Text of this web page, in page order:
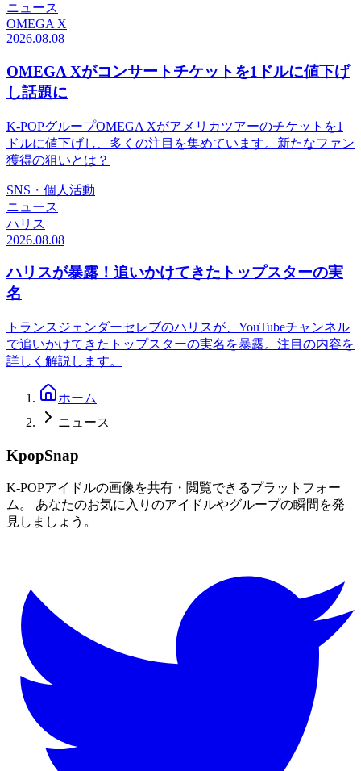
ニュース
OMEGA X
2026.08.08
OMEGA Xがコンサートチケットを1ドルに値下げ
し話題に
K-POPグループOMEGA Xがアメリカツアーのチケットを1
ドルに値下げし、多くの注目を集めています。新たなファン
獲得の狙いとは？
SNS・個人活動
ニュース
ハリス
2026.08.08
ハリスが暴露！追いかけてきたトップスターの実
名
トランスジェンダーセレブのハリスが、YouTubeチャンネル
で追いかけてきたトップスターの実名を暴露。注目の内容を
詳しく解説します。
ホーム
ニュース
KpopSnap
K-POPアイドルの画像を共有・閲覧できるプラットフォー
ム。 あなたのお気に入りのアイドルやグループの瞬間を発
見しましょう。